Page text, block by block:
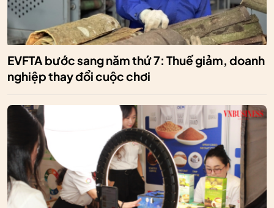
EVFTA bước sang năm thứ 7: Thuế giảm, doanh
nghiệp thay đổi cuộc chơi